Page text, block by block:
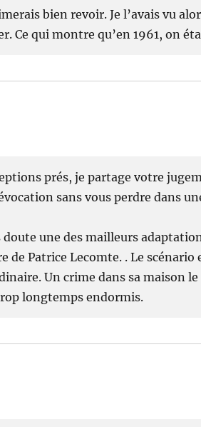
bien revoir. Je l’avais vu
Ce qui montre qu’en 1961, on
prés, je partage votre
sans vous perdre dans
une des mailleurs
de Patrice Lecomte. . Le scénario
Un crime dans sa maison
longtemps endormis.